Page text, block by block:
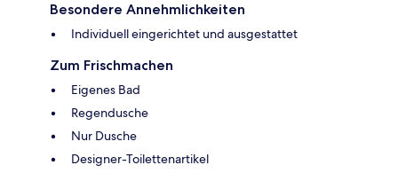
Besondere Annehmlichkeiten
Individuell eingerichtet und ausgestattet
Zum Frischmachen
Eigenes Bad
Regendusche
Nur Dusche
Designer-Toilettenartikel